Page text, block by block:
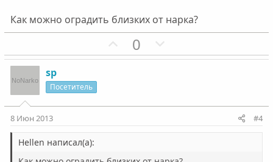
Как можно оградить близких от нарка?
П
о
т
0
е
т
sp
Посетитель
8 Июн 2013 #4
Hellen написал(а):